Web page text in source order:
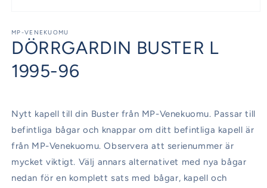
1
i
modalfönster
MP-VENEKUOMU
DÖRRGARDIN BUSTER L
1995-96
Nytt kapell till din Buster från MP-Venekuomu. Passar till
befintliga bågar och knappar om ditt befintliga kapell är
från MP-Venekuomu. Observera att serienummer är
mycket viktigt. Välj annars alternativet med nya bågar
nedan för en komplett sats med bågar, kapell och